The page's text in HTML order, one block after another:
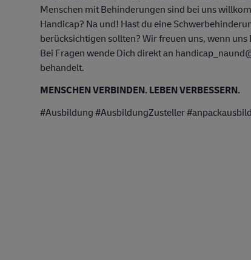
Menschen mit Behinderungen sind bei uns
Handicap? Na und! Hast du eine
berücksichtigen sollten? Wir freuen uns, wenn
Bei Fragen wende Dich direkt an
behandelt.
MENSCHEN VERBINDEN. LEBEN VERBESSERN.
#Ausbildung #AusbildungZusteller